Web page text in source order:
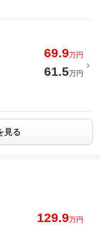
69.9万円
61.5万円
見る
129.9万円